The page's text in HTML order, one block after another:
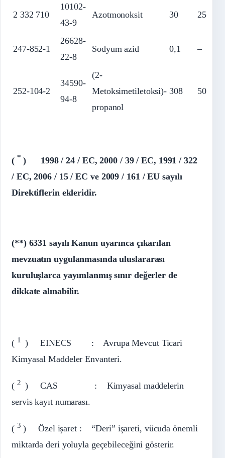
2 332 710
10102-
43-9
Azotmonoksit 30 25
247-852-1
26628-
22-8
Sodyum azid 0,1 –
252-104-2
34590-
94-8
(2-
Metoksimetiletoksi)-
propanol
308 50
( * ) 1998 / 24 / EC, 2000 / 39 / EC, 1991 / 322
/ EC,2006 / 15 / EC ve 2009 / 161 / EU sayılı
Direktiflerin ekleridir.
(**) 6331 sayılı Kanun uyarınca çıkarılan
mevzuatın uygulanmasında uluslararası
kuruluşlarca yayımlanmış sınır değerler de
dikkate alınabilir.
( 1 ) EINECS : Avrupa Mevcut Ticari
Kimyasal Maddeler Envanteri.
( 2 ) CAS : Kimyasal maddelerin
servis kayıt numarası.
( 3 ) Özel işaret : “Deri” işareti, vücuda önemli
miktarda deri yoluyla geçebileceğini gösterir.